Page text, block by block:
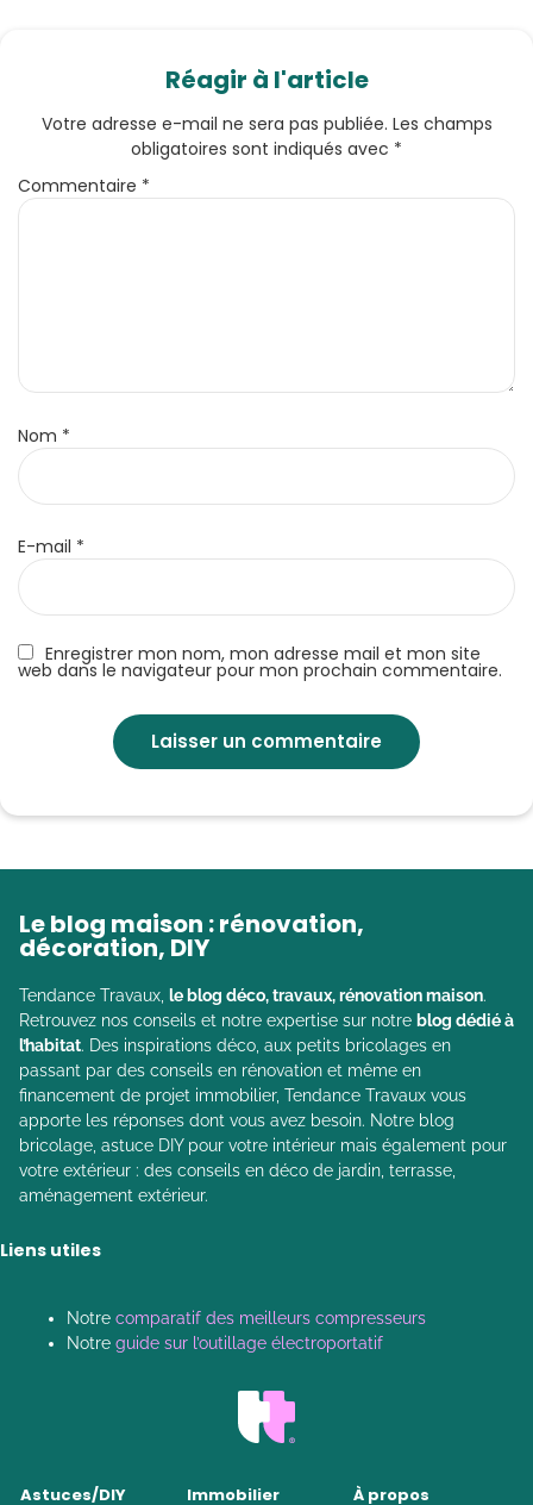
Réagir à l'article
Enregistrer mon nom, mon adresse mail et mon site
web dans le navigateur pour mon prochain commentaire.
Votre adresse e-mail ne sera pas publiée. Les champs
obligatoires sont indiqués avec *
Commentaire *
Nom *
E-mail *
Le blog maison : rénovation,
décoration, DIY
Tendance Travaux, le blog déco, travaux, rénovation maison.
Retrouvez nos conseils et notre expertise sur notre blog dédié à
l’habitat. Des inspirations déco, aux petits bricolages en
passant par des conseils en rénovation et même en
financement de projet immobilier, Tendance Travaux vous
apporte les réponses dont vous avez besoin. Notre blog
bricolage, astuce DIY pour votre intérieur mais également pour
votre extérieur : des conseils en déco de jardin, terrasse,
aménagement extérieur.
Liens utiles
Notre comparatif des meilleurs compresseurs
Notre guide sur l’outillage électroportatif
Astuces/DIY Immobilier À propos